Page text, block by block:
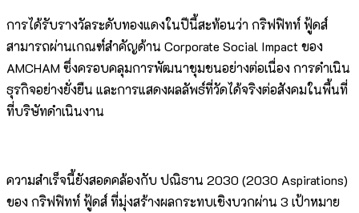
การได้รับรางวัลระดับทองแดงในปีนี้สะท้อนว่า กริฟฟิทท์ ฟู้ดส์
สามารถผ่านเกณฑ์สำคัญด้าน Corporate Social Impact ของ
AMCHAM ซึ่งครอบคลุมการพัฒนาชุมชนอย่างต่อเนื่อง การดำเนิน
ธุรกิจอย่างยั่งยืน และการแสดงผลลัพธ์ที่วัดได้จริงต่อสังคมในพื้นที่
ที่บริษัทดำเนินงาน
ความสำเร็จนี้ยังสอดคล้องกับ ปณิธาน 2030 (2030 Aspirations)
ของ กริฟฟิทท์ ฟู้ดส์ ที่มุ่งสร้างผลกระทบเชิงบวกผ่าน 3 เป้าหมาย